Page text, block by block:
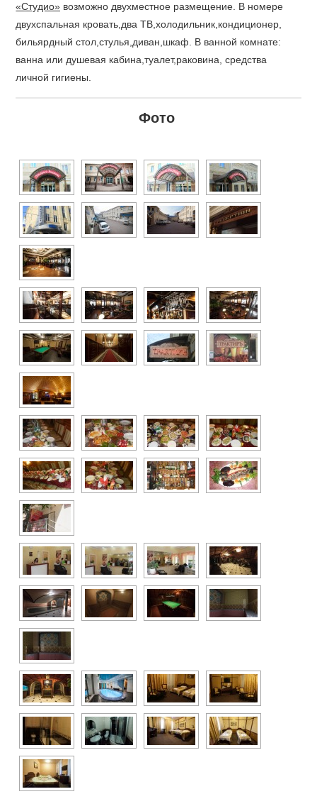
«Студио» возможно двухместное размещение. В номере
двухспальная кровать,два ТВ,холодильник,кондиционер,
бильярдный стол,стулья,диван,шкаф. В ванной комнате:
ванна или душевая кабина,туалет,раковина, средства
личной гигиены.
Фото